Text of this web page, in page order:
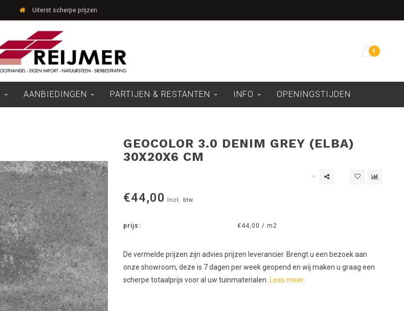
Uiterst scherpe prijzen
0
AANBIEDINGEN PARTIJEN & RESTANTEN INFO OPENINGSTIJDEN
GEOCOLOR 3.0 DENIM GREY (ELBA)
30X20X6 CM
€44,00 Incl. btw
prijs: €44,00 / m2
De vermelde prijzen zijn advies prijzen leverancier. Brengt u een bezoek aan
onze showroom, deze is 7 dagen per week geopend en wij maken u graag een
scherpe totaalprijs voor al uw tuinmaterialen. Lees meer..